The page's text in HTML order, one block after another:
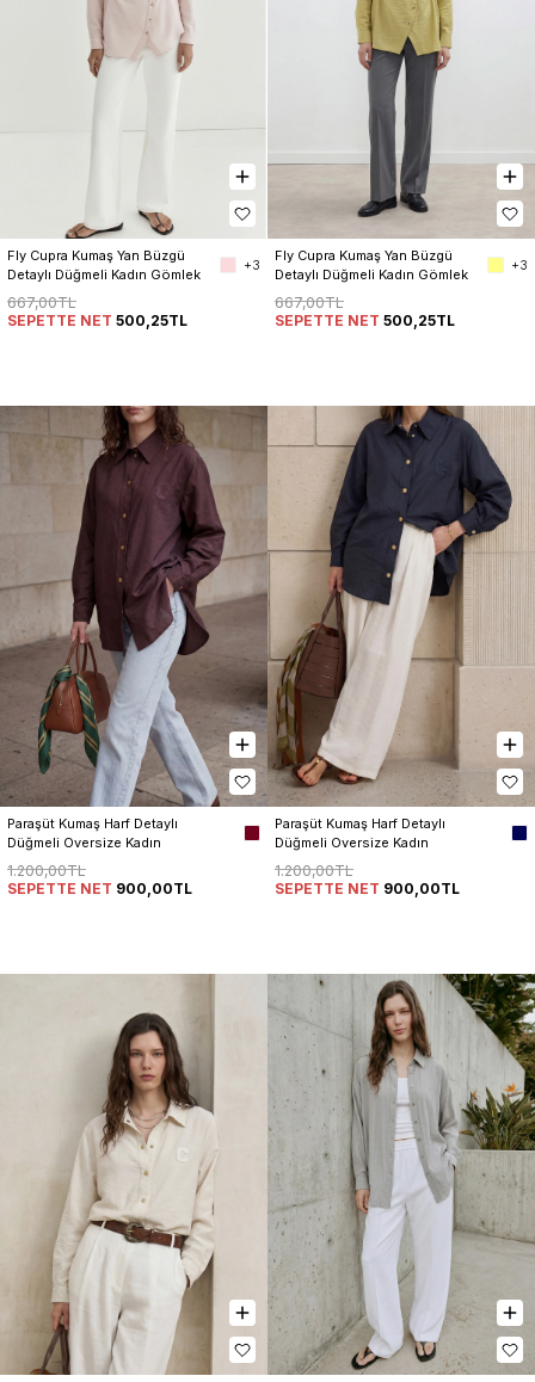
Fly Cupra Kumaş Yan Büzgü
Detaylı Düğmeli Kadın Gömlek
+3
667,00TL
SEPETTE NET 500,25TL
Fly Cupra Kumaş Yan Büzgü
Detaylı Düğmeli Kadın Gömlek
+3
667,00TL
SEPETTE NET 500,25TL
Paraşüt Kumaş Harf Detaylı
Düğmeli Oversize Kadın
Gömlek
1.200,00TL
SEPETTE NET 900,00TL
Paraşüt Kumaş Harf Detaylı
Düğmeli Oversize Kadın
Gömlek
1.200,00TL
SEPETTE NET 900,00TL